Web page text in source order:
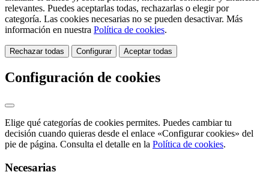
relevantes. Puedes aceptarlas todas, rechazarlas o elegir por
categoría. Las cookies necesarias no se pueden desactivar. Más
información en nuestra Política de cookies.
Rechazar todas Configurar Aceptar todas
Configuración de cookies
Elige qué categorías de cookies permites. Puedes cambiar tu
decisión cuando quieras desde el enlace «Configurar cookies» del
pie de página. Consulta el detalle en la Política de cookies.
Necesarias